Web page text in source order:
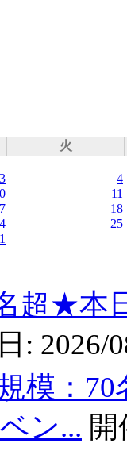
火
3
4
11
18
25
超★本
: 2026/
模：
ン...